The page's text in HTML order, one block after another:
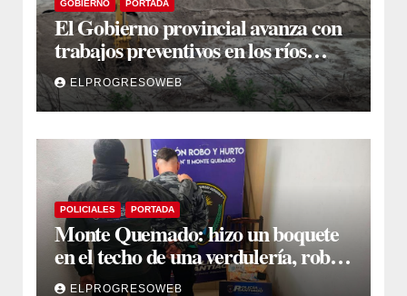
GOBIERNO PORTADA
El Gobierno provincial avanza con
trabajos preventivos en los ríos
Dulce y Salado y en los Bajos
Submeridionales
ELPROGRESOWEB
POLICIALES PORTADA
Monte Quemado: hizo un boquete
en el techo de una verdulería, robó
$800.000 y cayó tras ser filmado
ELPROGRESOWEB